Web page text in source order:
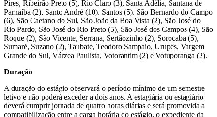
Pires, Ribeirão Preto (5), Rio Claro (3), Santa Adélia, Santana de
Parnaíba (2), Santo André (10), Santos (5), São Bernardo do Campo
(6), São Caetano do Sul, São João da Boa Vista (2), São José do
Rio Pardo, São José do Rio Preto (5), São José dos Campos (4), São
Roque (2), São Vicente, Serrana, Sertãozinho (2), Sorocaba (5),
Sumaré, Suzano (2), Taubaté, Teodoro Sampaio, Urupês, Vargem
Grande do Sul, Várzea Paulista, Votorantim (2) e Votuporanga (2).
Duração
A duração do estágio observará o período mínimo de um semestre
letivo e não poderá exceder a dois anos. A estagiária ou estagiário
deverá cumprir jornada de quatro horas diárias e será promovida a
compatibilização entre a carga horária do estágio, o expediente da